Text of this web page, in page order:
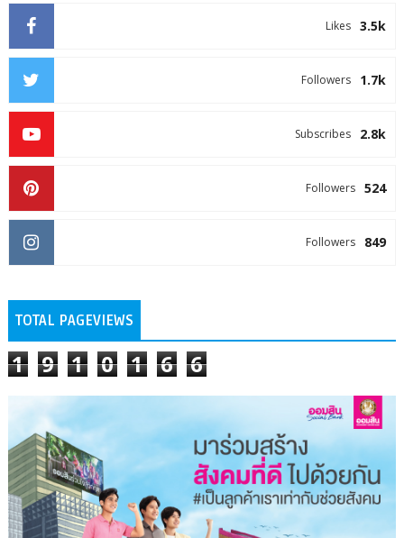
3.5k
Likes
1.7k
Followers
2.8k
Subscribes
524
Followers
849
Followers
TOTAL PAGEVIEWS
1 9 1 0 1 6 6